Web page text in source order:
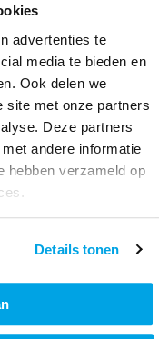
advertenties te
media te bieden en
Ook delen we
site met onze partners
Deze partners
andere informatie
hebben verzameld op
Details tonen